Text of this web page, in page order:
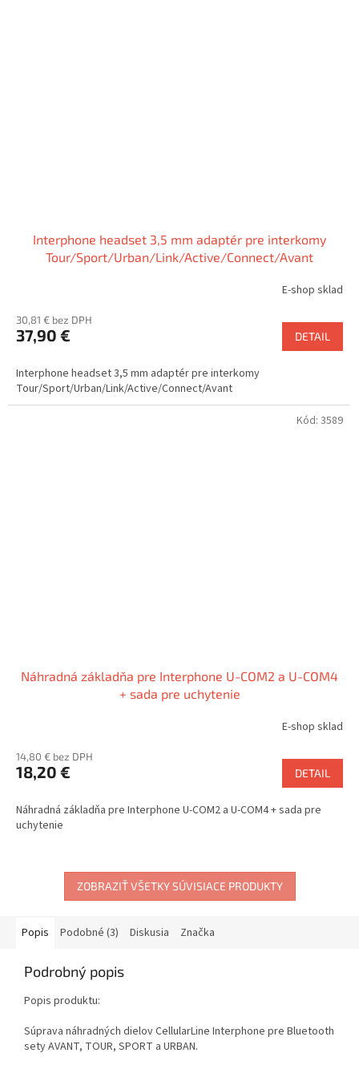
Interphone headset 3,5 mm adaptér pre interkomy
Tour/Sport/Urban/Link/Active/Connect/Avant
E-shop sklad
30,81 € bez DPH
37,90 € DETAIL
Interphone headset 3,5 mm adaptér pre interkomy
Tour/Sport/Urban/Link/Active/Connect/Avant
Náhradná základňa pre Interphone U-COM2 a U-COM4
+ sada pre uchytenie
E-shop sklad
14,80 € bez DPH
18,20 € DETAIL
Náhradná základňa pre Interphone U-COM2 a U-COM4 + sada pre
uchytenie
Kód: 3589
ZOBRAZIŤ VŠETKY SÚVISIACE PRODUKTY
Popis Podobné (3) Diskusia Značka
Podrobný popis
Popis produktu:
Súprava náhradných dielov CellularLine Interphone pre Bluetooth
sety AVANT, TOUR, SPORT a URBAN.